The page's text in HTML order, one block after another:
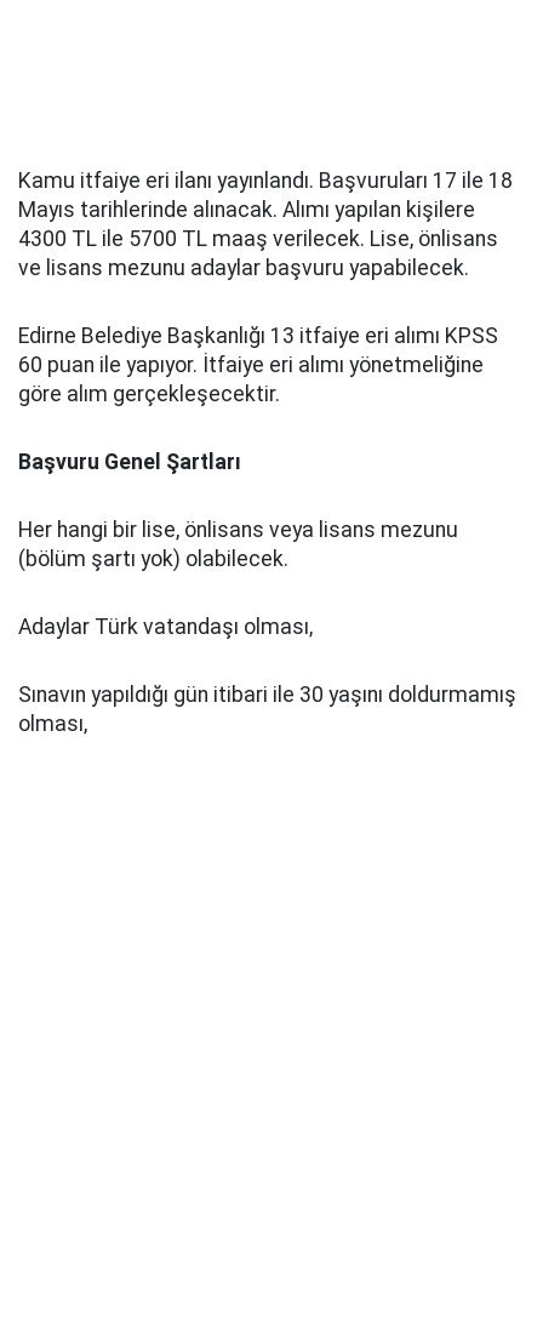
Kamu itfaiye eri ilanı yayınlandı. Başvuruları 17 ile 18
Mayıs tarihlerinde alınacak. Alımı yapılan kişilere
4300 TL ile 5700 TL maaş verilecek. Lise, önlisans
ve lisans mezunu adaylar başvuru yapabilecek.
Edirne Belediye Başkanlığı 13 itfaiye eri alımı KPSS
60 puan ile yapıyor. İtfaiye eri alımı yönetmeliğine
göre alım gerçekleşecektir.
Başvuru Genel Şartları
Her hangi bir lise, önlisans veya lisans mezunu
(bölüm şartı yok) olabilecek.
Adaylar Türk vatandaşı olması,
Sınavın yapıldığı gün itibari ile 30 yaşını doldurmamış
olması,